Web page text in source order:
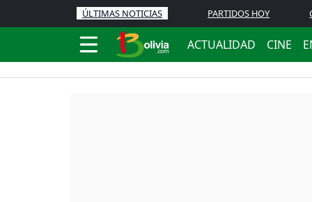
ÚLTIMAS NOTICIAS PARTIDOS HOY
ACTUALIDAD CINE